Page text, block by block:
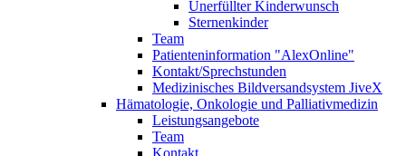
Unerfüllter Kinderwunsch
Sternenkinder
Team
Patienteninformation "AlexOnline"
Kontakt/Sprechstunden
Medizinisches Bildversandsystem JiveX
Hämatologie, Onkologie und Palliativmedizin
Leistungsangebote
Team
Kontakt